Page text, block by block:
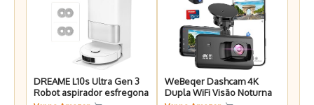
DREAME L10s Ultra Gen 3
Robot aspirador esfregona
WeBeqer Dashcam 4K
Dupla WiFi Visão Noturna